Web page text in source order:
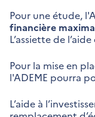
Pour une étude,
financière
L’assiette de
Pour la mise en
l'ADEME pourra
L’aide à